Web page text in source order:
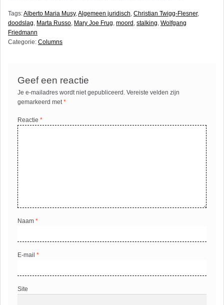
Tags:Alberto Maria Musy,Algemeen juridisch, Christian Twigg-Flesner,
doodslag, Marta Russo, Mary Joe Frug, moord , stalking, Wolfgang
Friedmann
Categorie: Columns
Geef een reactie
Je e-mailadres wordt niet gepubliceerd. Vereiste velden zijn
gemarkeerd met*
Reactie*
Naam*
E-mail*
Site